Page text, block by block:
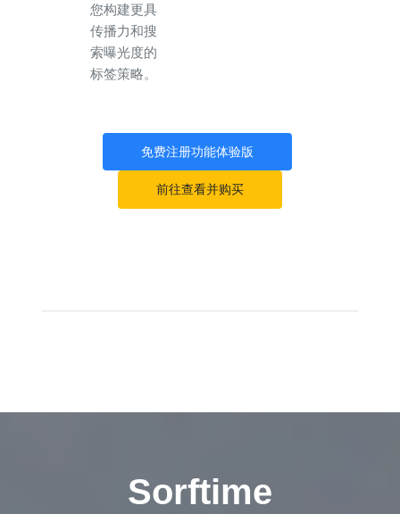
您构建更具
传播力和搜
索曝光度的
标签策略。
免费注册功能体验版
前往查看并购买
Sorftime